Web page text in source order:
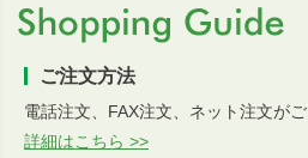
ご注文方法
電話注文、FAX注文、ネット注文がご
詳細はこちら >>